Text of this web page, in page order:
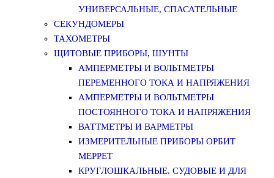
УНИВЕРСАЛЬНЫЕ, СПАСАТЕЛЬНЫЕ
СЕКУНДОМЕРЫ
ТАХОМЕТРЫ
ЩИТОВЫЕ ПРИБОРЫ, ШУНТЫ
АМПЕРМЕТРЫ И ВОЛЬТМЕТРЫ
ПЕРЕМЕННОГО ТОКА И НАПРЯЖЕНИЯ
АМПЕРМЕТРЫ И ВОЛЬТМЕТРЫ
ПОСТОЯННОГО ТОКА И НАПРЯЖЕНИЯ
ВАТТМЕТРЫ И ВАРМЕТРЫ
ИЗМЕРИТЕЛЬНЫЕ ПРИБОРЫ ОРБИТ
МЕРРЕТ
КРУГЛОШКАЛЬНЫЕ. СУДОВЫЕ И ДЛЯ